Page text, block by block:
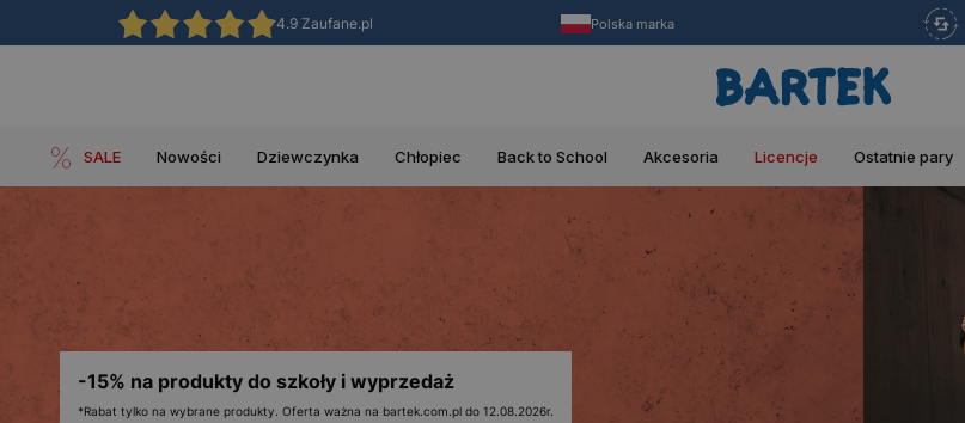
4.9 Zaufane.pl Polska marka
SALE Nowości Dziewczynka Chłopiec Back to School Akcesoria Licencje Ostatnie pary
-15% na produkty do szkoły i wyprzedaż
*Rabat tylko na wybrane produkty. Oferta ważna na bartek.com.pl do 12.08.2026r.